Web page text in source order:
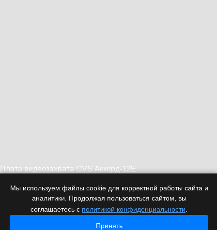
Плата видеозахвата CVS Аккорд-12E
Мы используем файлы cookie для корректной работы сайта и
аналитики. Продолжая пользоваться сайтом, вы
соглашаетесь с политикой конфиденциальности
Принять